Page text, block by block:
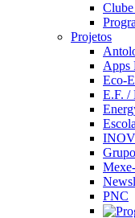
Projetos
Apps
Eco-
E.F. /
PNC